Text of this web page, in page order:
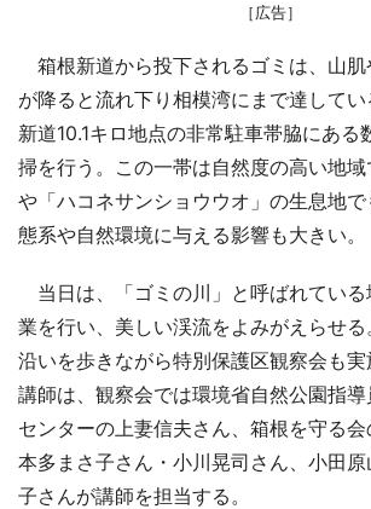
［広告］
箱根新道から投下されるゴミは、山
が降ると流れ下り相模湾にまで達して
新道10.1キロ地点の非常駐車帯脇にある
掃を行う。この一帯は自然度の高い地域
や「ハコネサンショウウオ」の生息地
態系や自然環境に与える影響も大きい。
当日は、「ゴミの川」と呼ばれてい
業を行い、美しい渓流をよみがえらせ
沿いを歩きながら特別保護区観察会も
講師は、観察会では環境省自然公園指
センターの上妻信夫さん、箱根を守る会
本多まさ子さん・小川晃司さん、小田
子さんが講師を担当する。